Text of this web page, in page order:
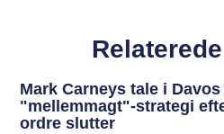
Mark Carneys tale i
"mellemmagt"-strategi
ordre slutter